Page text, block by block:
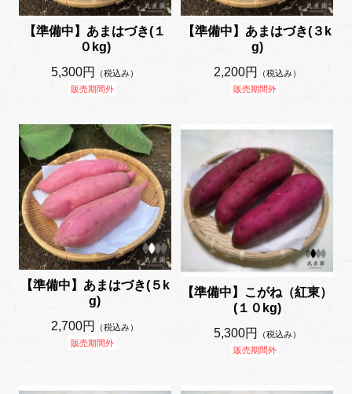
【準備中】あまはづき(１
０kg)
5,300円
（税込み）
販売期間外
【準備中】あまはづき(３k
g)
2,200円
（税込み）
販売期間外
【準備中】あまはづき(５k
g)
2,700円
（税込み）
販売期間外
【準備中】こがね（紅東）
(１０kg)
5,300円
（税込み）
販売期間外